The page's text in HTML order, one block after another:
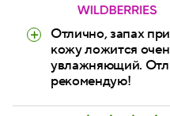
Отлично, запах
кожу ложится
увлажняющий.
рекомендую!